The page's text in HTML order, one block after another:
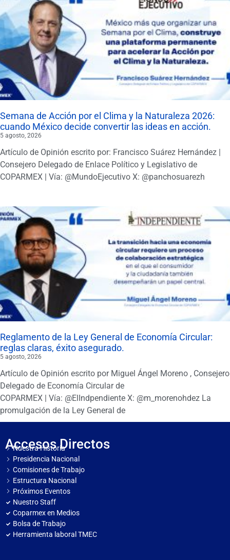
Semana de Acción por el Clima y la Naturaleza 2026:
cuando México decide convertir las ideas en acción.
5 agosto, 2026
Artículo de Opinión escrito por: Francisco Suárez Hernández |
Consejero Delegado de Enlace Político y Legislativo de
COPARMEX | Vía: @MundoEjecutivo X: @panchosuarezh
Reglamento de la Ley General de Economía Circular:
reglas claras, éxito asegurado.
5 agosto, 2026
Artículo de Opinión escrito por Miguel Ángel Moreno , Consejero
Delegado de Economía Circular de
COPARMEX | Vía: @ElIndpendiente X: @m_morenohdez La
promulgación de la Ley General de
Accesos Directos
Nuestra Historia
Presidencia Nacional
Comisiones de Trabajo
Estructura Nacional
Próximos Eventos
Nuestro Staff
Coparmex en Medios
Bolsa de Trabajo
Herramienta laboral TMEC